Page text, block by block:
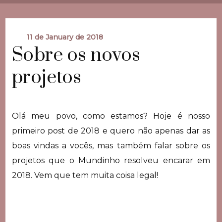
11 de January de 2018
Sobre os novos
projetos
Olá meu povo, como estamos? Hoje é nosso
primeiro post de 2018 e quero não apenas dar as
boas vindas a vocês, mas também falar sobre os
projetos que o Mundinho resolveu encarar em
2018. Vem que tem muita coisa legal!